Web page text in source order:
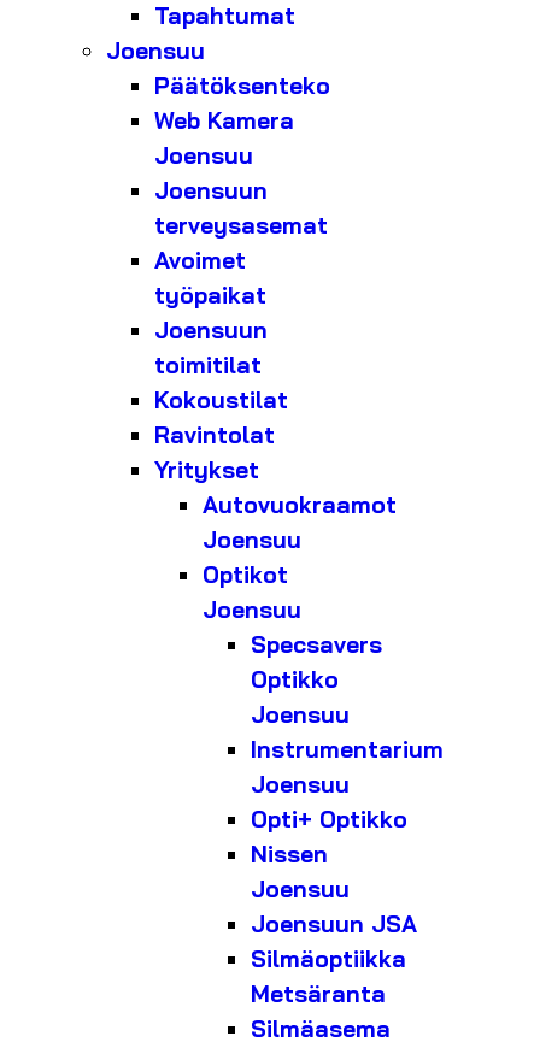
Tapahtumat
Joensuu
Päätöksenteko
Web Kamera
Joensuu
Joensuun
terveysasemat
Avoimet
työpaikat
Joensuun
toimitilat
Kokoustilat
Ravintolat
Yritykset
Autovuokraamot
Joensuu
Optikot
Joensuu
Specsavers
Optikko
Joensuu
Instrumentarium
Joensuu
Opti+ Optikko
Nissen
Joensuu
Joensuun JSA
Silmäoptiikka
Metsäranta
Silmäasema